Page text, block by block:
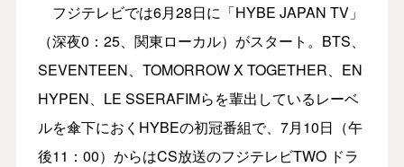
フジテレビでは6月28日に「HYBE JAPAN TV」
（深夜0：25、関東ローカル）がスタート。BTS、
SEVENTEEN、TOMORROW X TOGETHER、EN
HYPEN、LE SSERAFIMらを輩出しているレーベ
ルを傘下におくHYBEの初冠番組で、7月10日（午
後11：00）からはCS放送のフジテレビTWO ドラ